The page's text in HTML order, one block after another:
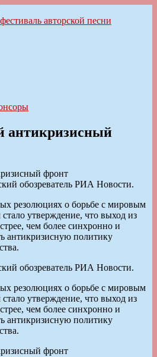
песни
антикризисный
обозреватель РИА Новости.
резолюциях о борьбе с мировым
утверждение, что выход из
чем более синхронно и
антикризисную политику
обозреватель РИА Новости.
резолюциях о борьбе с мировым
утверждение, что выход из
чем более синхронно и
антикризисную политику